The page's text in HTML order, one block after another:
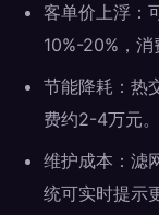
客单价上浮：
10%-20%，消
节能降耗：热
费约2-4万元。
维护成本：滤
统可实时提示